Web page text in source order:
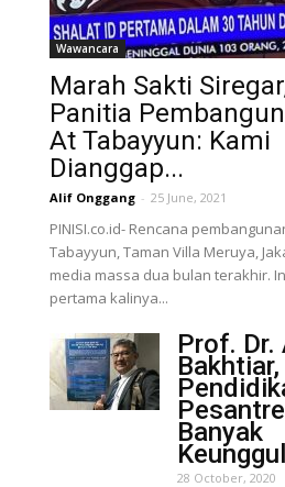
Wawancara
Marah Sakti
Panitia
At Tabayyun: Kami
Dianggap...
Alif Onggang - 25 June, 2021
PINISI.co.id- Rencana
Tabayyun, Taman Villa Meruya,
media massa dua bulan terakhir.
pertama kalinya...
Prof. Dr.
Banyak
28 October, 2020